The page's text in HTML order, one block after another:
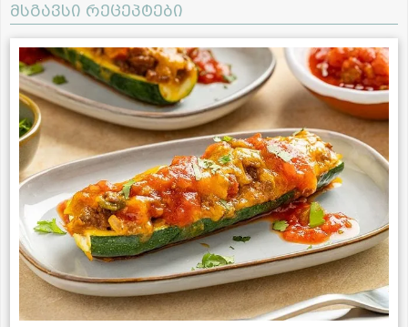
მსგავსი რეცეპტები